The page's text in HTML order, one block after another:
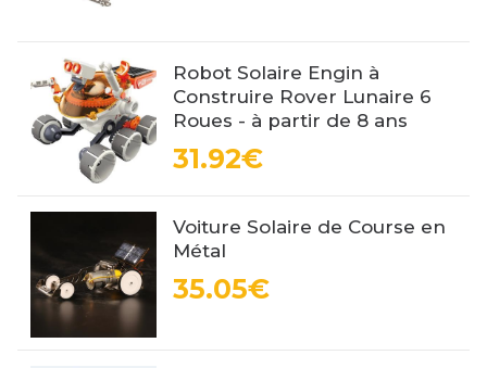
Robot Solaire Engin à
Construire Rover Lunaire 6
Roues - à partir de 8 ans
31.92€
Voiture Solaire de Course en
Métal
35.05€